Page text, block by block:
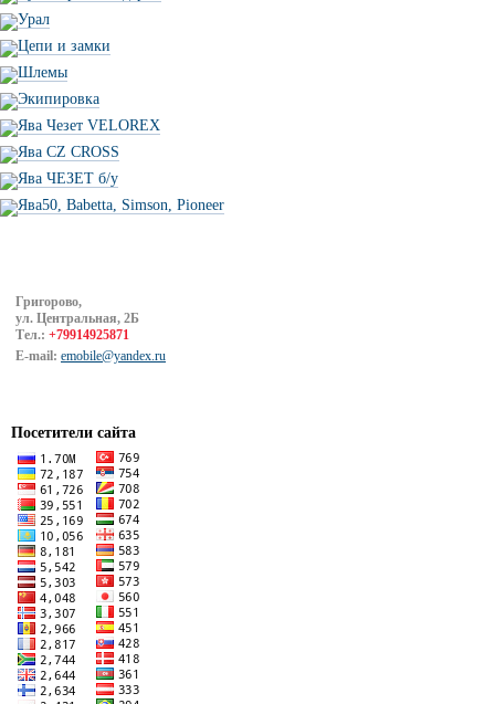
Урал
Цепи и замки
Шлемы
Экипировка
Ява Чезет VELOREX
Ява CZ CROSS
Ява ЧЕЗЕТ б/у
Ява50, Babetta, Simson, Pioneer
Григорово,
ул. Центральная, 2Б
Тел.: +79914925871
E-mail: emobile@yandex.ru
Посетители сайта